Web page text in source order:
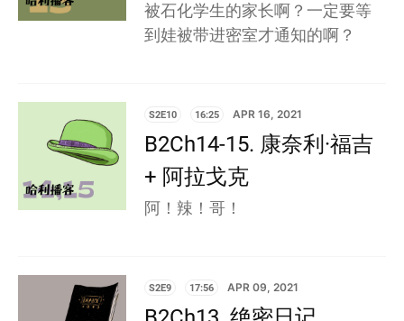
被石化学生的家长啊？一定要等
到娃被带进密室才通知的啊？
S2E10 16:25 APR 16, 2021
B2Ch14-15. 康奈利·福吉
+ 阿拉戈克
阿！辣！哥！
S2E9 17:56 APR 09, 2021